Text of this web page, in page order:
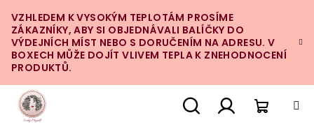
na
obsah
VZHLEDEM K VYSOKÝM TEPLOTÁM PROSÍME
ZÁKAZNÍKY, ABY SI OBJEDNÁVALI BALÍČKY DO
VÝDEJNÍCH MÍST NEBO S DORUČENÍM NA ADRESU. V
BOXECH MŮŽE DOJÍT VLIVEM TEPLA K ZNEHODNOCENÍ
PRODUKTŮ.